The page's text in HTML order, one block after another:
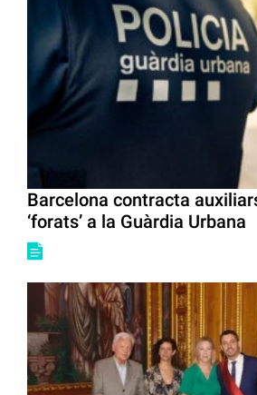
Barcelona contracta
‘forats’ a la Guàrdia Urbana